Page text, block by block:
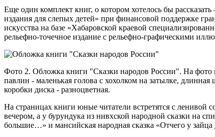
Еще один комплект книг, о котором хотелось бы
издания для слепых детей» при финансовой поддержке
искусства на базе «Хабаровской краевой
рельефно-точечное издание с рельефно-графическими
Фото 2. Обложка книги "Сказки народов России". На фото
павлин - маленькая голова с хохолком на затылке,
коробки диска - разноцветная.
На страницах книги юные читатели встретятся с ленивой
вечером, а у бурундука из нивхской народной сказки на
большие…» и мансийская народная сказка «Отчего у